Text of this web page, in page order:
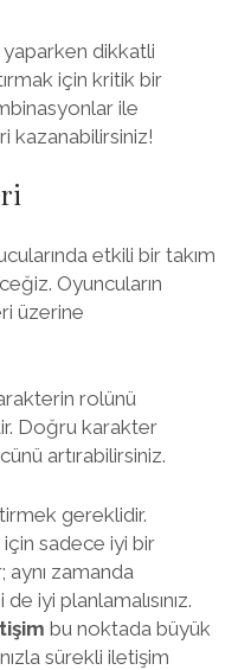
dikkatli
için kritik bir
ile
kazanabilirsiniz!
etkili bir takım
Oyuncuların
üzerine
rolünü
Doğru karakter
artırabilirsiniz.
gereklidir.
sadece iyi bir
zamanda
iyi planlamalısınız.
bu noktada büyük
sürekli iletişim